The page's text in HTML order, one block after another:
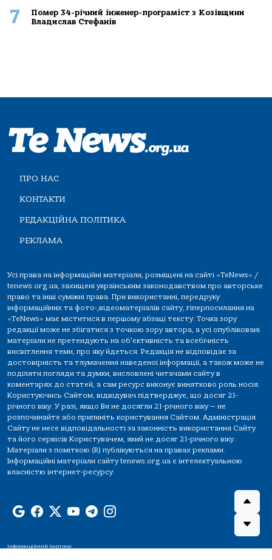
7
Помер 34-річний інженер-програміст з Козівщини
Владислав Стефанів
ПРО НАС
КОНТАКТИ
РЕДАКЦІЙНА ПОЛІТИКА
РЕКЛАМА
Усі права на інформаційні матеріали, розміщені на сайті «TeNews» /
tenews.org.ua, захищені українським законодавством про авторське
право та інші суміжні права. При використанні, передруку
інформаційних та фото-,відеоматеріалів сайту, гіперпосилання на
«TeNews» має міститися в першому абзаці тексту. Точка зору
редакції може не збігатися з точкою зору автора, а усі опубліковані
матеріали не претендують на об'єктивність та всебічність
висвітлення теми, про яку йдеться. Редакція не відповідає за
достовірність та тлумачення наведеної інформації, а також може не
поділяти погляди та думки, висловлені читачами сайту в
коментарях до статей, а сам ресурс виконує винятково роль носія.
Користуючись Сайтом, відвідувач підтверджує, що досяг 21-
річного віку. У разі, якщо Ви не досягли 21-річного віку — не
розпочинайте або припиніть користування Сайтом. Адміністрація
Сайту не несе відповідальності за законність використання Сайту
та його сервісів Користувачем, який не досяг 21-річного віку.
Матеріали з поміткою (R) публікуються на правах реклами.
Інформаційні матеріали сайту tenews.org.ua є інтелектуальною
власністю інтернет-ресурсу.
Інформаційний партнер: